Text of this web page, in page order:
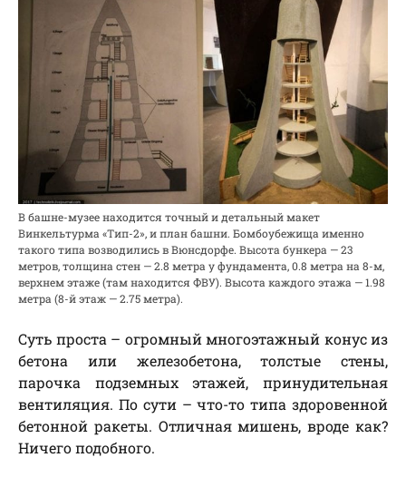
В башне-музее находится точный и детальный макет
Винкельтурма «Тип-2», и план башни. Бомбоубежища именно
такого типа возводились в Вюнсдорфе. Высота бункера — 23
метров, толщина стен — 2.8 метра у фундамента, 0.8 метра на 8-м,
верхнем этаже (там находится ФВУ). Высота каждого этажа — 1.98
метра (8-й этаж — 2.75 метра).
Суть проста – огромный многоэтажный конус из
бетона или железобетона, толстые стены,
парочка подземных этажей, принудительная
вентиляция. По сути – что-то типа здоровенной
бетонной ракеты. Отличная мишень, вроде как?
Ничего подобного.